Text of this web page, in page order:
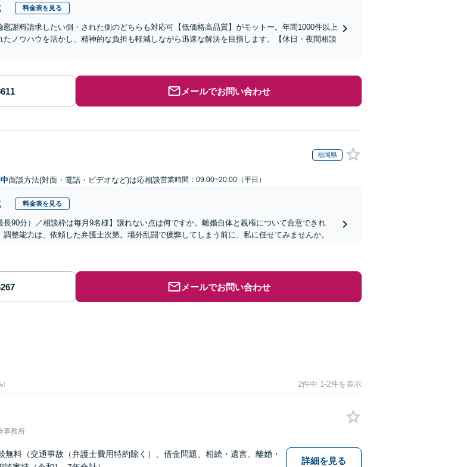
料金表を見る
慰謝料請求したい側・された側のどちらも対応可【低価格高品質】がモットー。年間1000件以上
たノウハウを活かし、精神的な負担も軽減しながら迅速な解決を目指します。【休日・夜間相談
メールでお問い合わせ
福岡県
面談方法(対面・電話・ビデオなど)は応相談営業時間：09:00~20:00（平日）
料金表を見る
長90分）／相談枠は毎月9名様】譲れない点は何ですか。離婚自体と親権について合意できれ
整能力は、依頼した弁護士次第。場外乱闘で疲弊してしまう前に、私に任せてみませんか。
メールでお問い合わせ
) 2件中 1-2件を表示
事務所
料（交通事故（弁護士費用特約除く）、借金問題、相続・遺言、離婚・
詳細を見る